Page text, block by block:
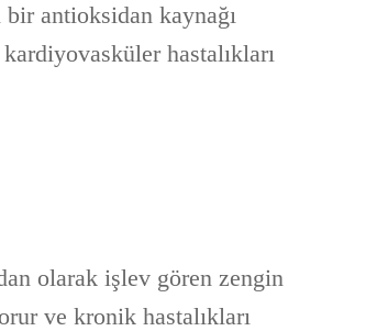
antioksidan kaynağı
hastalıkları
olarak işlev gören zengin
ve kronik hastalıkları